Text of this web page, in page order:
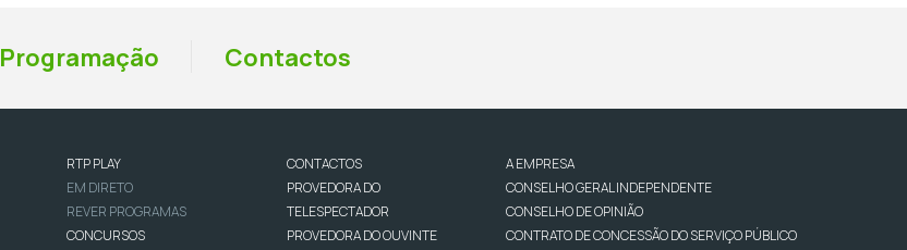
Programação Contactos
RTP PLAY
EM DIRETO
REVER PROGRAMAS
CONCURSOS
CONTACTOS
PROVEDORA DO
TELESPECTADOR
PROVEDORA DO OUVINTE
A EMPRESA
CONSELHO GERAL INDEPENDENTE
CONSELHO DE OPINIÃO
CONTRATO DE CONCESSÃO DO SERVIÇO PÚBLICO